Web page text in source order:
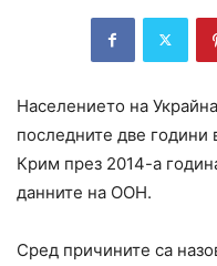
Населението на
последните две години
Крим през 2014-а
данните на ООН.
Сред причините са